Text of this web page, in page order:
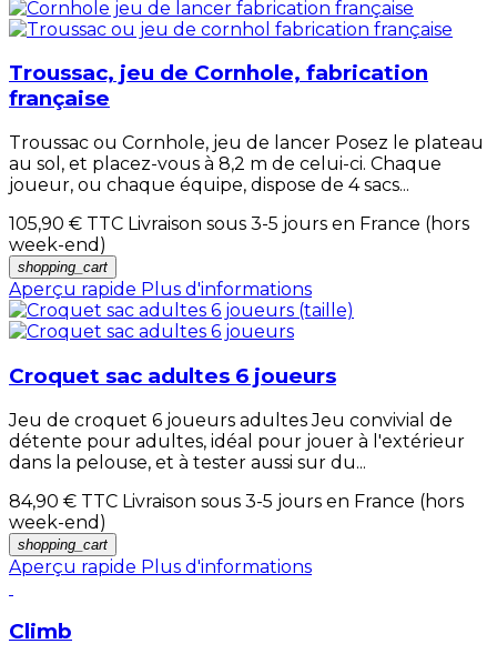
Troussac, jeu de Cornhole, fabrication
française
Troussac ou Cornhole, jeu de lancer Posez le plateau
au sol, et placez-vous à 8,2 m de celui-ci. Chaque
joueur, ou chaque équipe, dispose de 4 sacs...
105,90 € TTC Livraison sous 3-5 jours en France (hors
week-end)
shopping_cart
Aperçu rapide Plus d'informations
Croquet sac adultes 6 joueurs
Jeu de croquet 6 joueurs adultes Jeu convivial de
détente pour adultes, idéal pour jouer à l'extérieur
dans la pelouse, et à tester aussi sur du...
84,90 € TTC Livraison sous 3-5 jours en France (hors
week-end)
shopping_cart
Aperçu rapide Plus d'informations
Climb